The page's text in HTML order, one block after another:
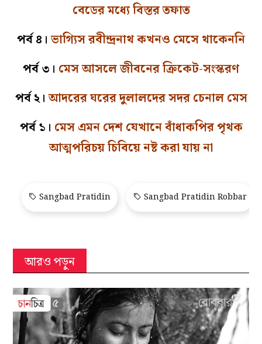
বেডের মধ্যে বিস্তর তফাত
পর্ব ৪।ভাগ্যিস রবীন্দ্রনাথ কখনও মেসে থাকেননি
পর্ব ৩। মেস আসলে জীবনের ক্রিকেট-সংস্করণ
পর্ব ২।আদরের ঘরের দুলালদের সদর চেনাল মেস
পর্ব ১। মেস এমন দেশ যেখানে বাঁধাকপির পৃথক
আত্মপরিচয় চিবিয়ে নষ্ট করা যায় না
Sangbad Pratidin Sangbad Pratidin Robbar
আরও পড়ুন